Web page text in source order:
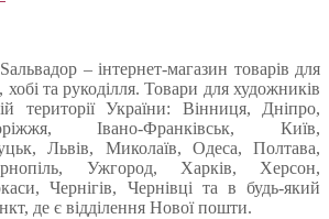
– інтернет-магазин товарів для
та рукоділля. Товари для художників
території України: Вінниця, Дніпро,
Івано-Франківськ, Київ,
Львів, Миколаїв, Одеса, Полтава,
Ужгород, Харків, Херсон,
Чернігів, Чернівці та в будь-який
де є відділення Нової пошти.